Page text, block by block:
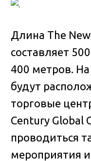
Длина The
составляет
400 метров.
будут
торговые
Century Global
проводиться
мероприятия